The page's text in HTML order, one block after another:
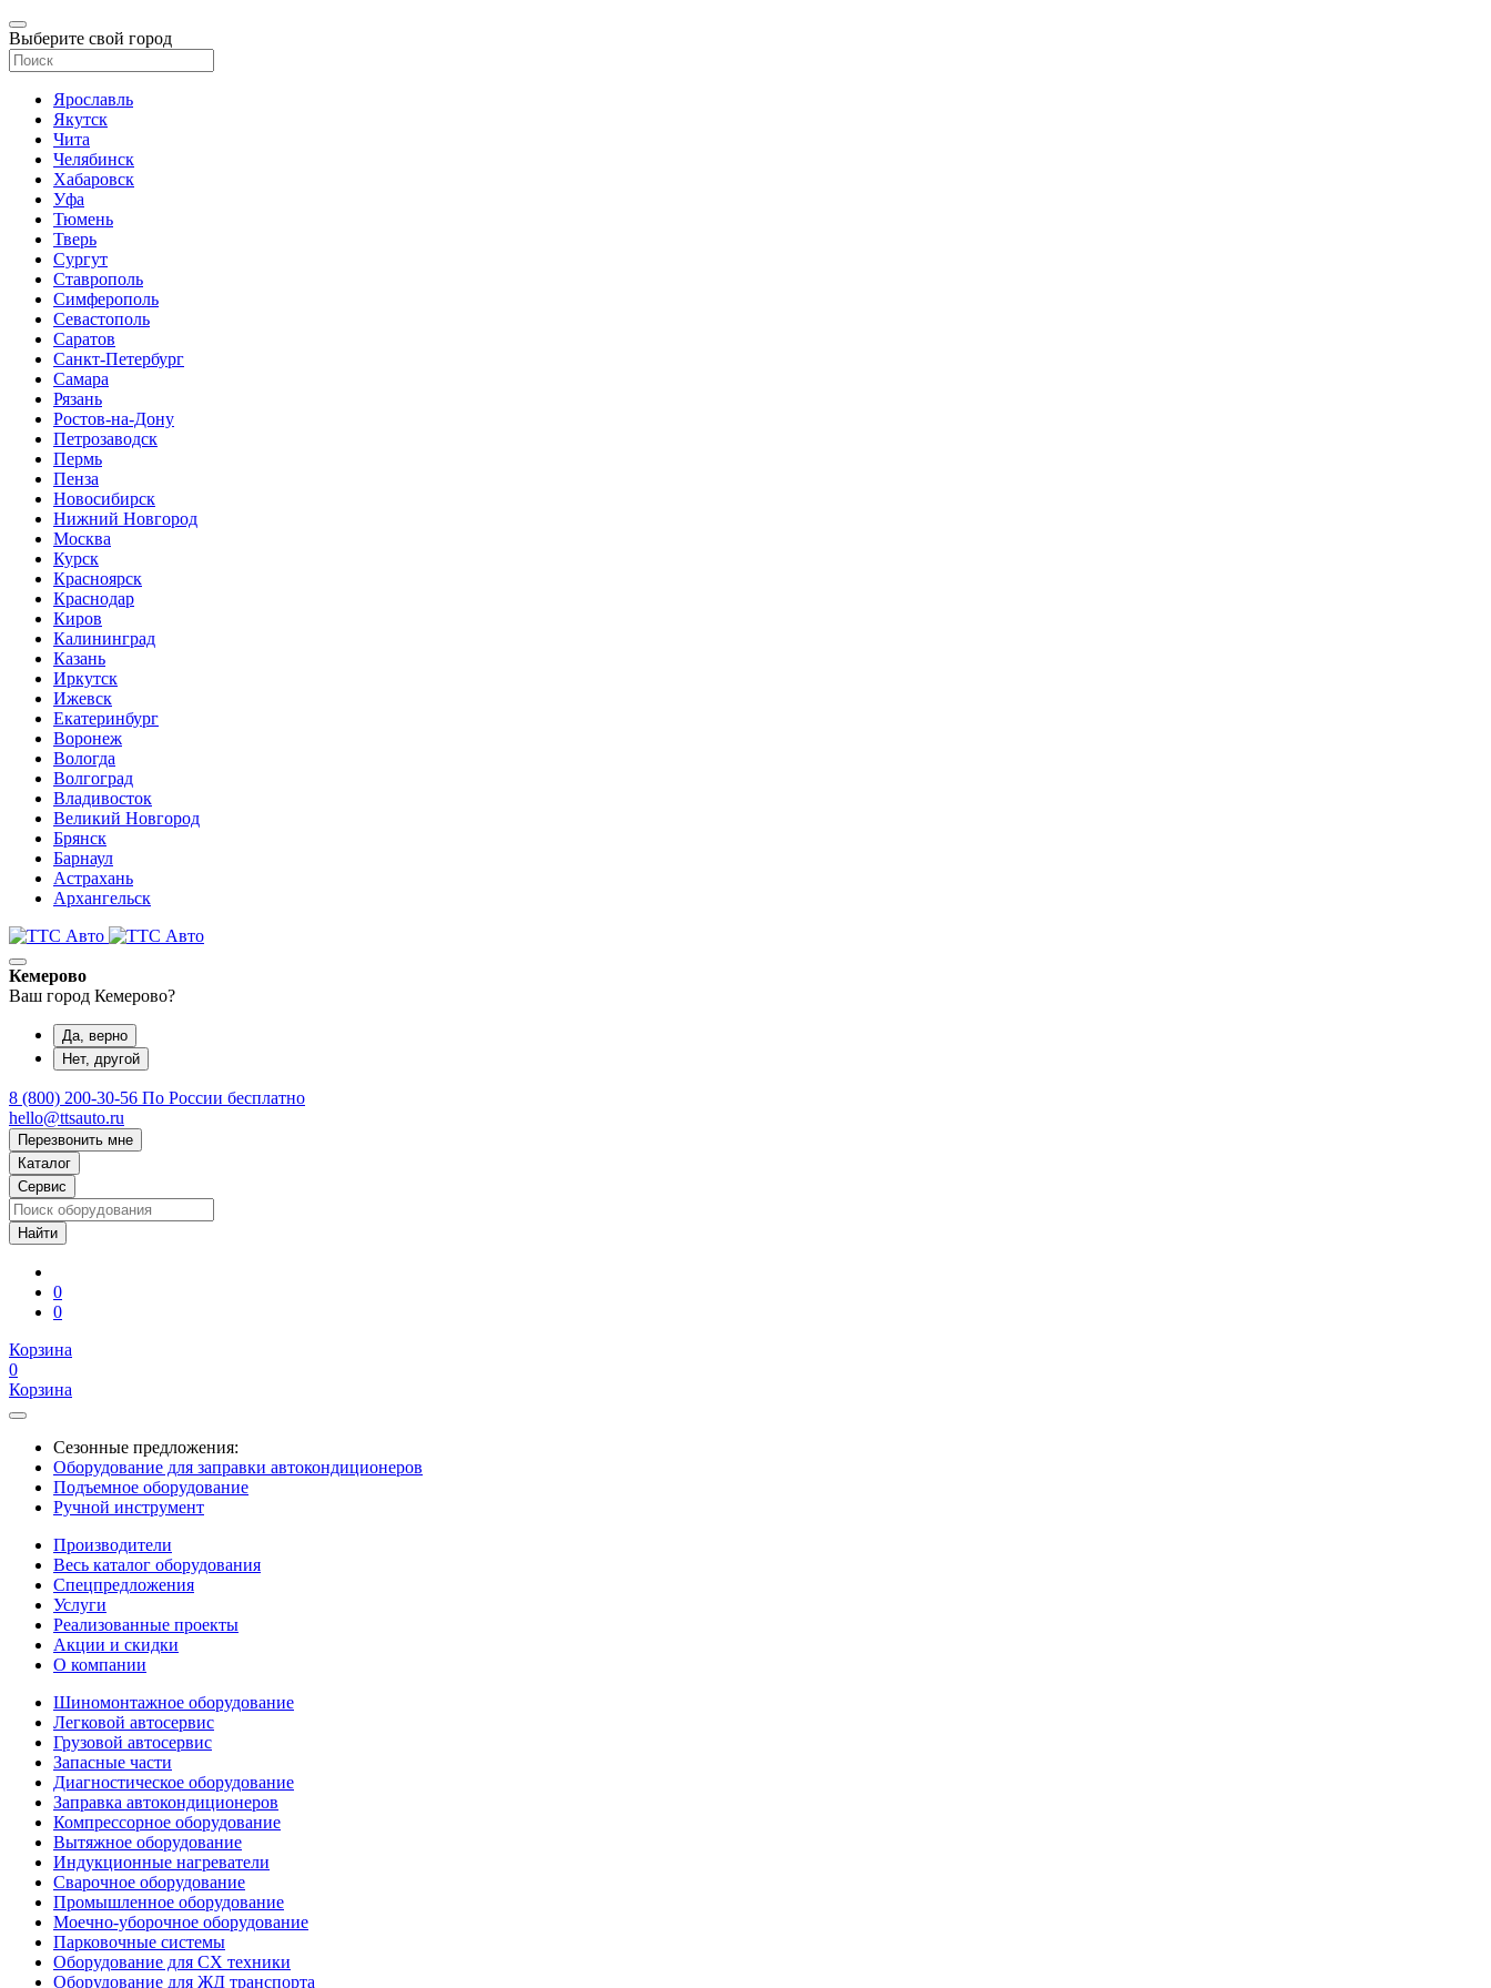
Выберите свой город
Ярославль
Якутск
Чита
Челябинск
Хабаровск
Уфа
Тюмень
Тверь
Сургут
Ставрополь
Симферополь
Севастополь
Саратов
Санкт-Петербург
Самара
Рязань
Ростов-на-Дону
Петрозаводск
Пермь
Пенза
Новосибирск
Нижний Новгород
Москва
Курск
Красноярск
Краснодар
Киров
Калининград
Казань
Иркутск
Ижевск
Екатеринбург
Воронеж
Вологда
Волгоград
Владивосток
Великий Новгород
Брянск
Барнаул
Астрахань
Архангельск
Кемерово
Ваш город Кемерово?
Да, верно
Нет, другой
8 (800) 200-30-56 По России бесплатно
hello@ttsauto.ru
Перезвонить мне
Каталог
Сервис
0
0
Корзина
0
Корзина
Сезонные предложения:
Оборудование для заправки автокондиционеров
Подъемное оборудование
Ручной инструмент
Производители
Весь каталог оборудования
Спецпредложения
Услуги
Реализованные проекты
Акции и скидки
О компании
Шиномонтажное оборудование
Легковой автосервис
Грузовой автосервис
Запасные части
Диагностическое оборудование
Заправка автокондиционеров
Компрессорное оборудование
Вытяжное оборудование
Индукционные нагреватели
Сварочное оборудование
Промышленное оборудование
Моечно-уборочное оборудование
Парковочные системы
Оборудование для СХ техники
Оборудование для ЖД транспорта